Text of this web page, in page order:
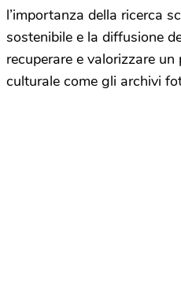
l’importanza della ricerca
sostenibile e la diffusione
recuperare e valorizzare
culturale come gli archivi